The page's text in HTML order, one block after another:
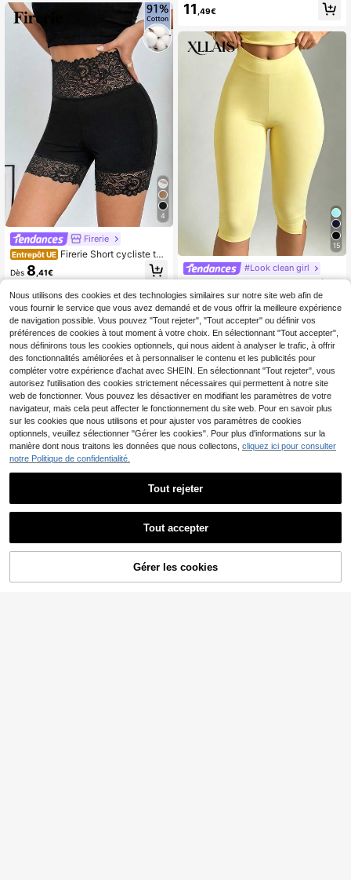
4
Firerie
Entrepôt UE Firerie Short cycliste tail
le haute en coton noir à dentelle co
ntrastante pour femmes - Confort él
s les jupes, pour sortir, à la maison, l
e yoga, l'école, les activités intérieu
res, styles mignons et propres de fill
e, rétro vintage, pour le printemps et
l'été
Dès 8 ,41€
à la mode de couleur unie pour fem
mes, pour femmes de petite taille
11 ,49€
15
#Look clean girl
XLLAIS Pantalon Capri Sport Déco
ntracté Fitness Haute Élasticité Jau
ne pour Femmes, Ourlet Fendu, Été,
Athleisure
11
Désolés, ce produit est épuisé.
Afficher les articles similaires en stock Voir tout
EN RUPTURE DE STOCK
Nous utilisons des cookies et des technologies similaires sur notre site web afin de
vous fournir le service que vous avez demandé et de vous offrir la meilleure expérience
de navigation possible. Vous pouvez "Tout rejeter", "Tout accepter" ou définir vos
préférences de cookies à tout moment à votre choix. En sélectionnant "Tout accepter",
nous définirons tous les cookies optionnels, qui nous aident à analyser le trafic, à offrir
des fonctionnalités améliorées et à personnaliser le contenu et les publicités pour
compléter votre expérience d'achat avec SHEIN. En sélectionnant "Tout rejeter", vous
autorisez l'utilisation des cookies strictement nécessaires qui permettent à notre site
web de fonctionner. Vous pouvez les désactiver en modifiant les paramètres de votre
navigateur, mais cela peut affecter le fonctionnement du site web. Pour en savoir plus
sur les cookies que nous utilisons et pour ajuster vos paramètres de cookies
optionnels, veuillez sélectionner "Gérer les cookies". Pour plus d'informations sur la
manière dont nous traitons les données que nous collectons, cliquez ici pour consulter
notre Politique de confidentialité.
Tout rejeter
Tout accepter
Gérer les cookies